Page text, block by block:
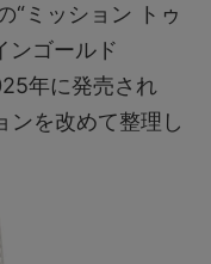
“ミッション トゥ
ンゴールド
年に発売され
ンを改めて整理し